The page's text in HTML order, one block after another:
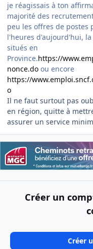
je réagissais à ton
majorité des
peu les offres de postes
l'heures d'aujourd'hui,
situés en
Province.https://
nonce.do ou encore
https://
o
Il ne faut surtout pas
en région, quitte à
assurer un service
Créer un
Créer